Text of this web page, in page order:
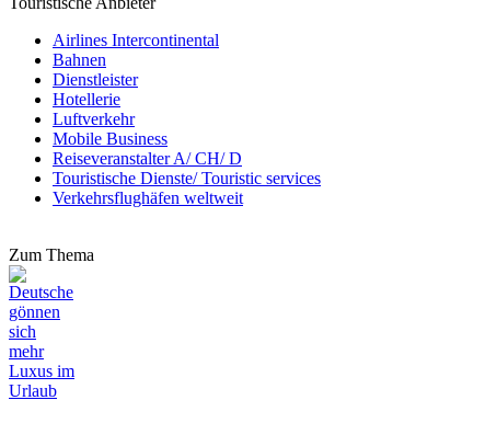
Airlines Intercontinental
Bahnen
Dienstleister
Hotellerie
Luftverkehr
Mobile Business
Reiseveranstalter A/ CH/ D
Touristische Dienste/ Touristic services
Verkehrsflughäfen weltweit
Zum Thema